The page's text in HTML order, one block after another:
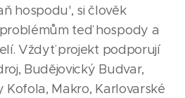
hospodu', si člověk
teď hospody a
Vždyť projekt podporují
Budějovický Budvar,
Kofola, Makro, Karlovarské